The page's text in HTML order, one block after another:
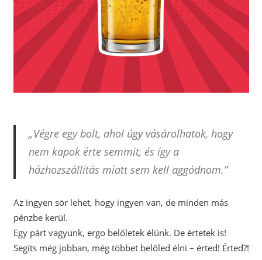
„Végre egy bolt, ahol úgy vásárolhatok, hogy
nem kapok érte semmit, és így a
házhozszállítás miatt sem kell aggódnom.”
Az ingyen sör lehet, hogy ingyen van, de minden más
pénzbe kerül.
Egy párt vagyunk, ergo belőletek élünk. De értetek is!
Segíts még jobban, még többet belőled élni – érted! Érted?!